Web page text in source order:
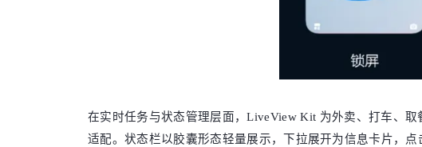
在实时任务与状态管理层面，LiveView Kit 为外卖、打车、
适配。状态栏以胶囊形态轻量展示，下拉展开为信息卡片，